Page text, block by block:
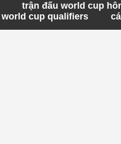
trận đấu world cup
world cup qualifiers